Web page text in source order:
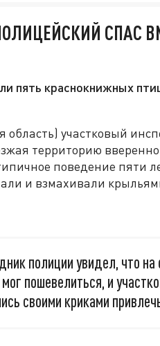
СПАС
пять краснокнижных
участковый
территорию
поведение пяти
и взмахивали
полиции увидел, что на
пошевелиться, и
своими криками